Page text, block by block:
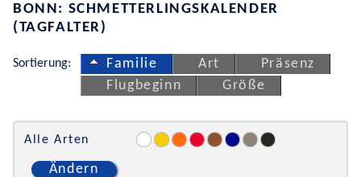
BONN: SCHMETTERLINGSKALENDER
(TAGFALTER)
Sortierung: Familie Art
Präsenz
Flugbeginn
Größe
Alle Arten
Ändern